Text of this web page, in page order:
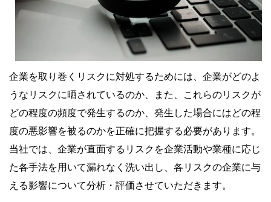
企業を取り巻くリスクに対処するためには、企業がどのよ
うなリスクに晒されているのか、また、これらのリスクが
どの程度の頻度で発生するのか、発生した場合にはどの程
度の悪影響を被るのかを正確に把握する必要があります。
当社では、企業が直面するリスクを企業活動や業種に応じ
た各手法を用いて漏れなく洗い出し、各リスクの企業に与
える影響について分析・評価させていただきます。